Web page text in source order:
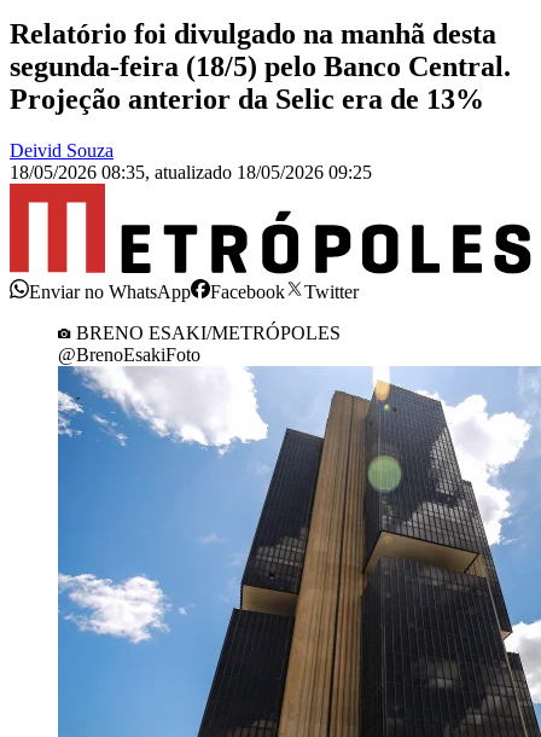
Relatório foi divulgado na manhã desta
segunda-feira (18/5) pelo Banco Central.
Projeção anterior da Selic era de 13%
Deivid Souza
18/05/2026 08:35, atualizado 18/05/2026 09:25
Enviar no WhatsApp Facebook
Twitter
BRENO ESAKI/METRÓPOLES
@BrenoEsakiFoto